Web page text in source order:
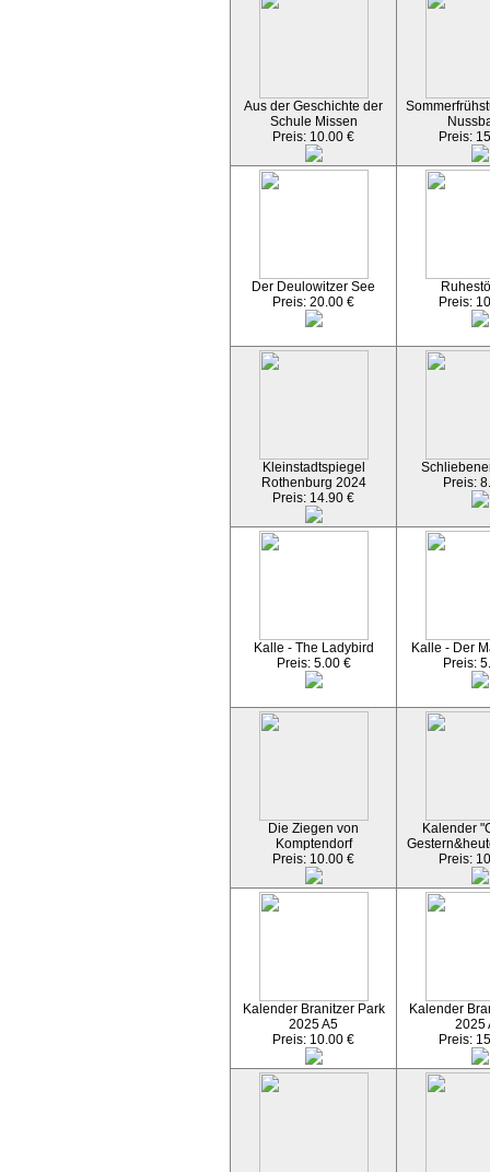
Aus der Geschichte der
Schule Missen
Preis: 10.00 €
Preis:
Der Deulowitzer See
Preis: 20.00 €
Preis:
Kleinstadtspiegel
Rothenburg 2024
Preis: 14.90 €
Preis:
Kalle - The Ladybird
Preis: 5.00 €
Kalle - Der
Preis:
Die Ziegen von
Komptendorf
Preis: 10.00 €
Kalender
Preis:
Kalender Branitzer Park
2025 A5
Preis: 10.00 €
Kalender
2025
Preis: